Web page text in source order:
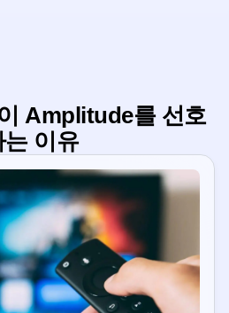
Amplitude를 선호
는 이유